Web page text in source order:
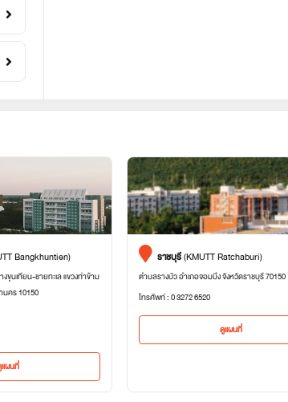
Bangkhuntien)
ขุนเทียน-ชายทะเล แขวงท่าข้าม
นคร 10150
ผนที่
ราชบุรี(KMUTT Ratchaburi)
ตำบลรางบัว อำเภอจอมบึง จังหวัดราชบุรี 70150
โทรศัพท์ : 0 3272 6520
ดูแผนที่